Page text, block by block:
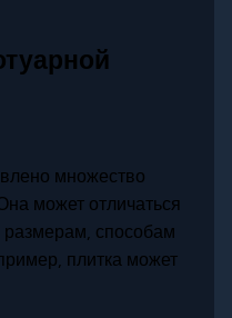
множество
может отличаться
размерам, способам
плитка может